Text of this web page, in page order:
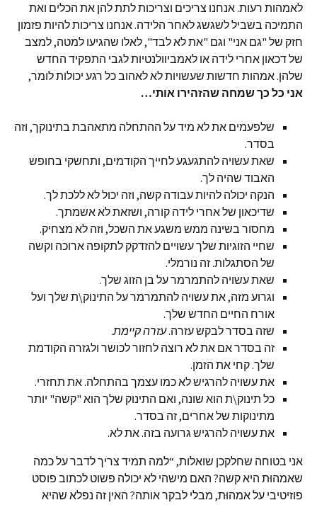
לאמהות רעות. אנחנו צריכים וצריכות לתת להן את הכלים ואת
התמיכה בשביל לשגשג לאחר הלידה. אנחנו צריכות להיות פזמון
חזק של "גם אני" וגם "את לא לבד", לאלו שהגיעו למטה, למצב
של דכאון אחרי לידה או לאמביוולנטיות לגבי התפקיד החדש
שלהן. אמהות חדשות שעשויות לא לאהוב כל רגע יכולות לומר,
אני כל כך שמחה שהזהירו אותי…
שלפעמים את לא מיד על ההתחלה מתאהבת בתינוקך, וזה
בסדר.
שאת עשויה להתגעגע לחייך הקודמים, ותחשקי בחופש
האבוד שהיה לך.
הנקה יכולה להיות עבודה קשה, וזה יכול לא ללכת לך.
שדיכאון של אחרי לידה קורה, ושזאת לא אשמתך.
מחסור בשינה ממש משגע את השכל, וזה לא מצחיק.
שחיי הזוגיות שלך עשויים להזדקק לתקופה ארוכה וקשה
של הסתגלות. זה נורמלי.
שאת עשויה להתמרמר על בן הזוג שלך.
וגרוע מזה, את עשויה להתמרמר על התינוק\ת שלך ועל
אורח החיים החדש שלך.
שזה בסדר לבקש עזרה.עזרה קיימת.
זה בסדר אם את לא רוצה לחזור לכושר ולגזרה הקודמת
שלך. קחי את הזמן.
את עשויה להרגיש לא כמו עצמך בהתחלה. את תחזרי.
כל תינוק\ת הוא שונה, ואם התינוק שלך הוא "קשה" יותר
מתינוקות של אחרים, זה בסדר.
את עשויה להרגיש גרועה בזה. את לא.
אני בטוחה שחלקכן שואלות, “למה תמיד צריך לדבר על כמה
שאמהוּת היא קשה? האם מישהי לא יכולה פשוט לכתוב פוסט
פוזיטיבי על אמהוּת, מבלי לבקר אותה? האין זה נפלא שהיא